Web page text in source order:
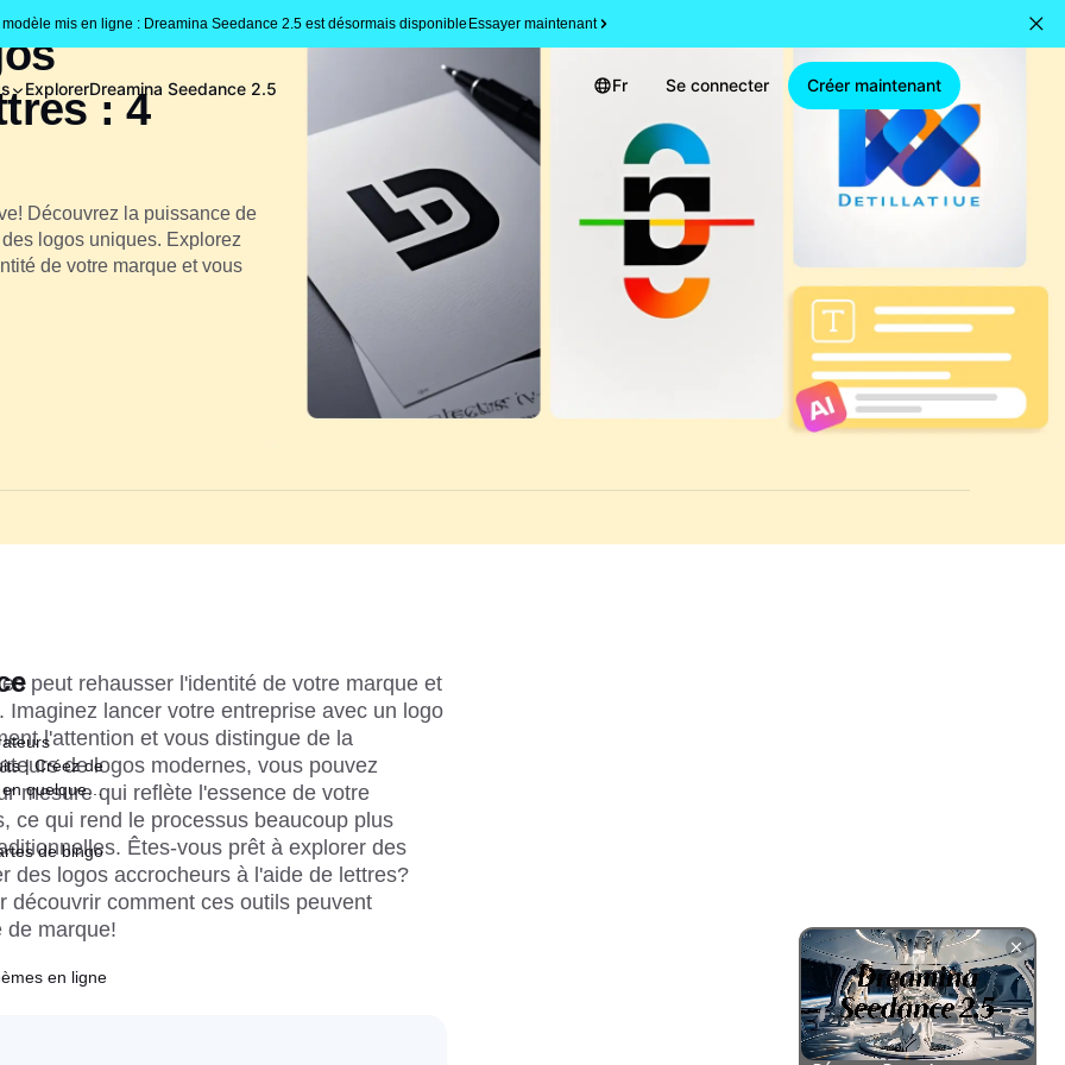
mis en ligne : Dreamina Seedance 2.5 est désormais disponible Essayer maintenant
ExplorerDreamina Seedance 2.5 Fr Se connecter Créer maintenant
: 4
Découvrez la puissance de
logos uniques. Explorez
de votre marque et vous
peut rehausser l'identité de votre marque et
Imaginez lancer votre entreprise avec un logo
l'attention et vous distingue de la
de logos modernes, vous pouvez
mesure qui reflète l'essence de votre
ce qui rend le processus beaucoup plus
Êtes-vous prêt à explorer des
des logos accrocheurs à l'aide de lettres?
découvrir comment ces outils peuvent
de marque!
| Créez de
quelques
de bingo
en ligne